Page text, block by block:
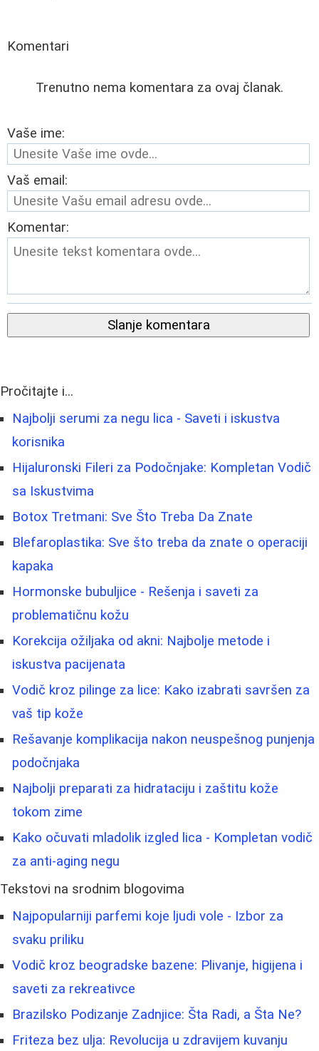
Komentari
Trenutno nema komentara za ovaj članak.
Vaše ime:
Vaš email:
Komentar:
Slanje komentara
Pročitajte i...
Najbolji serumi za negu lica - Saveti i iskustva
korisnika
Hijaluronski Fileri za Podočnjake: Kompletan Vodič
sa Iskustvima
Botox Tretmani: Sve Što Treba Da Znate
Blefaroplastika: Sve što treba da znate o operaciji
kapaka
Hormonske bubuljice - Rešenja i saveti za
problematičnu kožu
Korekcija ožiljaka od akni: Najbolje metode i
iskustva pacijenata
Vodič kroz pilinge za lice: Kako izabrati savršen za
vaš tip kože
Rešavanje komplikacija nakon neuspešnog punjenja
podočnjaka
Najbolji preparati za hidrataciju i zaštitu kože
tokom zime
Kako očuvati mladolik izgled lica - Kompletan vodič
za anti-aging negu
Tekstovi na srodnim blogovima
Najpopularniji parfemi koje ljudi vole - Izbor za
svaku priliku
Vodič kroz beogradske bazene: Plivanje, higijena i
saveti za rekreativce
Brazilsko Podizanje Zadnjice: Šta Radi, a Šta Ne?
Friteza bez ulja: Revolucija u zdravijem kuvanju